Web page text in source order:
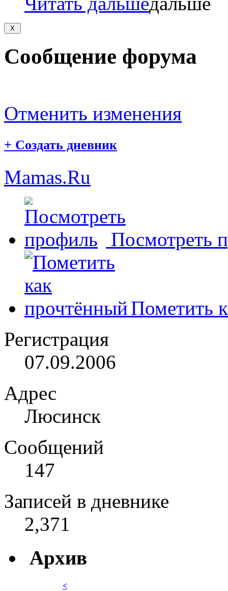
Сообщение форума
Отменить изменения
+ Создать дневник
Mamas.Ru
Посмотреть
Пометить
Регистрация
07.09.2006
Адрес
Люсинск
Сообщений
147
Записей в дневнике
2,371
Архив
<